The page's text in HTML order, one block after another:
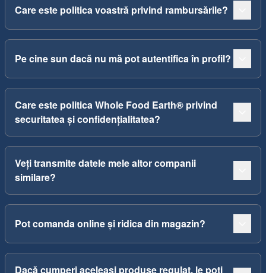
Care este politica voastră privind rambursările?
Pe cine sun dacă nu mă pot autentifica în profil?
Care este politica Whole Food Earth® privind
securitatea și confidențialitatea?
Veți transmite datele mele altor companii
similare?
Pot comanda online și ridica din magazin?
Dacă cumperi aceleași produse regulat, le poți